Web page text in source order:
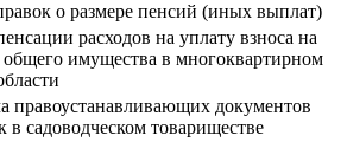
о размере пенсий (иных выплат)
расходов на уплату взноса на
имущества в многоквартирном
правоустанавливающих документов
в садоводческом товариществе